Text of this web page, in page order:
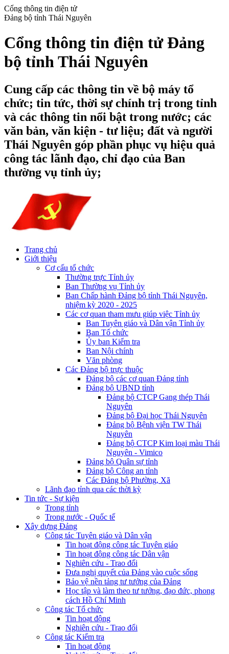
Cổng thông tin điện tử
Đảng bộ tỉnh Thái Nguyên
Cổng thông tin điện tử Đảng
bộ tỉnh Thái Nguyên
Cung cấp các thông tin về bộ máy tổ
chức; tin tức, thời sự chính trị trong tỉnh
và các thông tin nổi bật trong nước; các
văn bản, văn kiện - tư liệu; đất và người
Thái Nguyên góp phần phục vụ hiệu quả
công tác lãnh đạo, chỉ đạo của Ban
thường vụ tỉnh ủy;
Trang chủ
Giới thiệu
Cơ cấu tổ chức
Thường trực Tỉnh ủy
Ban Thường vụ Tỉnh ủy
Ban Chấp hành Đảng bộ tỉnh Thái Nguyên,
nhiệm kỳ 2020 - 2025
Các cơ quan tham mưu giúp việc Tỉnh ủy
Ban Tuyên giáo và Dân vận Tỉnh ủy
Ban Tổ chức
Ủy ban Kiểm tra
Ban Nội chính
Văn phòng
Các Đảng bộ trực thuộc
Đảng bộ các cơ quan Đảng tỉnh
Đảng bộ UBND tỉnh
Đảng bộ CTCP Gang thép Thái
Nguyên
Đảng bộ Đại học Thái Nguyên
Đảng bộ Bệnh viện TW Thái
Nguyên
Đảng bộ CTCP Kim loại màu Thái
Nguyên - Vimico
Đảng bộ Quân sự tỉnh
Đảng bộ Công an tỉnh
Các Đảng bộ Phường, Xã
Lãnh đạo tỉnh qua các thời kỳ
Tin tức - Sự kiện
Trong tỉnh
Trong nước - Quốc tế
Xây dựng Đảng
Công tác Tuyên giáo và Dân vận
Tin hoạt động công tác Tuyên giáo
Tin hoạt động công tác Dân vận
Nghiên cứu - Trao đổi
Đưa nghị quyết của Đảng vào cuộc sống
Bảo vệ nền tảng tư tưởng của Đảng
Học tập và làm theo tư tưởng, đạo đức, phong
cách Hồ Chí Minh
Công tác Tổ chức
Tin hoạt động
Nghiên cứu - Trao đổi
Công tác Kiểm tra
Tin hoạt động